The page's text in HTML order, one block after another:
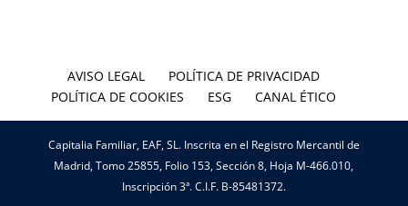
AVISO LEGAL
POLÍTICA DE PRIVACIDAD
POLÍTICA DE COOKIES
ESG CANAL ÉTICO
Capitalia Familiar, EAF, SL. Inscrita en el Registro Mercantil de
Madrid, Tomo 25855, Folio 153, Sección 8, Hoja M-466.010,
Inscripción 3ª. C.I.F. B-85481372.